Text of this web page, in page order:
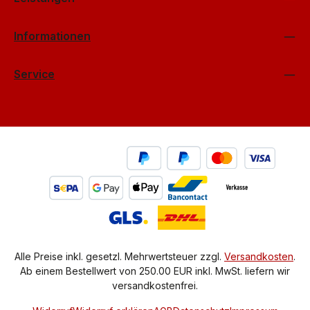
Informationen
Service
Alle Preise inkl. gesetzl. Mehrwertsteuer zzgl. Versandkosten.
Ab einem Bestellwert von 250.00 EUR inkl. MwSt. liefern wir
versandkostenfrei.